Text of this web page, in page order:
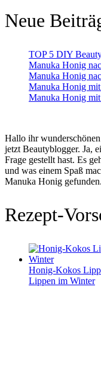
Neue
TOP 5 DIY
Manuka Honig
Manuka Honig
Manuka Honig
Manuka Honig
Hallo ihr
jetzt Beautyblogger. Ja,
Frage gestellt hast. Es
und was einem Spaß
Manuka Honig
Rezept-
Honig-Kokos
Lippen im Winter